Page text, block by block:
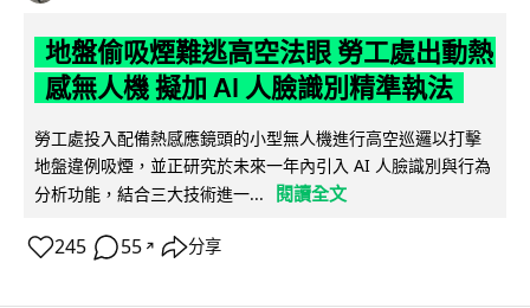
地盤偷吸煙難逃高空法眼 勞工處出動熱
感無人機 擬加 AI 人臉識別精準執法
勞工處投入配備熱感應鏡頭的小型無人機進行高空巡邏以打擊
地盤違例吸煙，並正研究於未來一年內引入 AI 人臉識別與行為
分析功能，結合三大技術進一...
閱讀全文
245 55 ↗ 分享